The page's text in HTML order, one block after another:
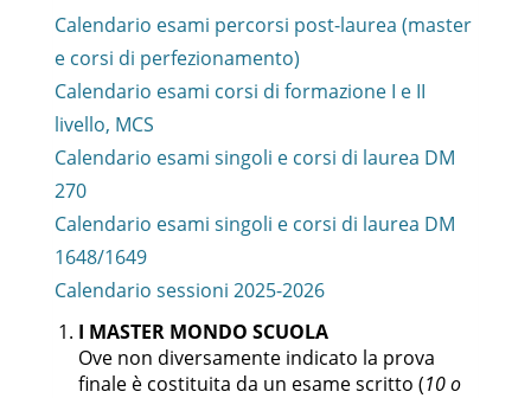
Calendario esami percorsi post-laurea (master
e corsi di perfezionamento)
Calendario esami corsi di formazione I e II
livello, MCS
Calendario esami singoli e corsi di laurea DM
270
Calendario esami singoli e corsi di laurea DM
1648/1649
Calendario sessioni 2025-2026
I MASTER MONDO SCUOLA
Ove non diversamente indicato la prova
finale è costituita da un esame scritto (10 o